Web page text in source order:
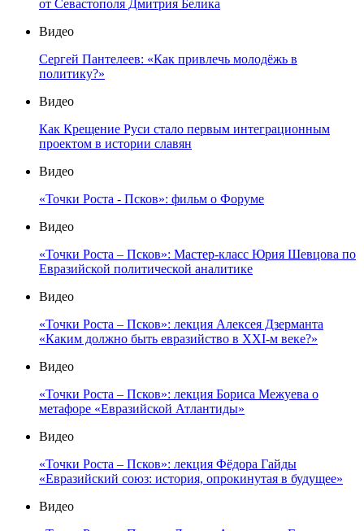
от Севастополя Дмитрия Белика
Видео
Сергей Пантелеев: «Как привлечь молодёжь в
политику?»
Видео
Как Крещение Руси стало первым интеграционным
проектом в истории славян
Видео
«Точки Роста - Псков»: фильм о Форуме
Видео
«Точки Роста – Псков»: Мастер-класс Юрия Шевцова по
Евразийской политической аналитике
Видео
«Точки Роста – Псков»: лекция Алексея Дзерманта
«Каким должно быть евразийство в XXI-м веке?»
Видео
«Точки Роста – Псков»: лекция Бориса Межуева о
метафоре «Евразийской Атлантиды»
Видео
«Точки Роста – Псков»: лекция Фёдора Гайды
«Евразийский союз: история, опрокинутая в будущее»
Видео